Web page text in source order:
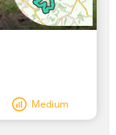
Medium